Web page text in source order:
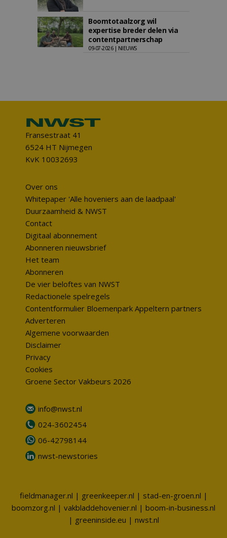
Boomtotaalzorg wil
expertise breder delen via
contentpartnerschap
09-07-2026 | NIEUWS
Fransestraat 41
6524 HT Nijmegen
KvK 10032693
Over ons
Whitepaper 'Alle hoveniers aan de laadpaal'
Duurzaamheid & NWST
Contact
Digitaal abonnement
Abonneren nieuwsbrief
Het team
Abonneren
De vier beloftes van NWST
Redactionele spelregels
Contentformulier Bloemenpark Appeltern partners
Adverteren
Algemene voorwaarden
Disclaimer
Privacy
Cookies
Groene Sector Vakbeurs 2026
info@nwst.nl
024-3602454
06-42798144
nwst-newstories
fieldmanager.nl | greenkeeper.nl | stad-en-groen.nl |
boomzorg.nl | vakbladdehovenier.nl | boom-in-business.nl
| greeninside.eu | nwst.nl